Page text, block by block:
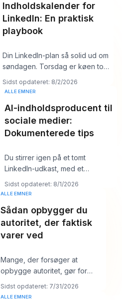
Indholdskalender for
LinkedIn: En praktisk
playbook
Din LinkedIn-plan så solid ud om
søndagen. Torsdag er køen tom,
hooket du kunne lide føles fladt,
og
Sidst opdateret: 8/2/2026
ALLE EMNER
AI-indholdsproducent til
sociale medier:
Dokumenterede tips
Du stirrer igen på et tomt
LinkedIn-udkast, med et
kundemøde om ti minutter og et
opslag, der burde
Sidst opdateret: 8/1/2026
ALLE EMNER
Sådan opbygger du
autoritet, der faktisk
varer ved
Mange, der forsøger at
opbygge autoritet, gør for
meget af det forkerte. De
poster mere, jagter stør
Sidst opdateret: 7/31/2026
ALLE EMNER